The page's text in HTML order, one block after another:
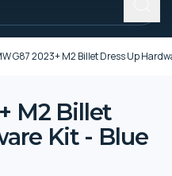
G87 2023+ M2 Billet Dress Up
M2 Billet
Kit - Blue